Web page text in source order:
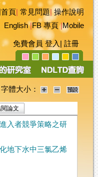
頁 常見問題|操作說明
English|FB 專頁|Mobile
免費會員 登入 註冊
字體大小：
論文
入者競爭策略之研
地下水中三氯乙烯